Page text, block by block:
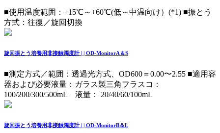
■使用温度範囲：+15℃～+60℃(低～中温向け）(*1) ■振とう
方式：往復／旋回切換
旋回振とう培養用非接触濁度計 | | OD-MonitorA＆S
■測定方式／範囲：透過光方式、OD600＝0.00〜2.55 ■適用容
器および必要液量：ガラス製三角フラスコ：
100/200/300/500mL 液量： 20/40/60/100mL
旋回振とう培養用非接触濁度計 | | OD-MonitorB＆L